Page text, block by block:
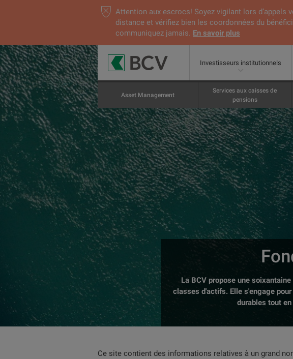
Attention aux escrocs! Soyez vigilant lors d’appels
distance et vérifiez bien les coordonnées du
communiquez jamais. En savoir plus
Investisseurs institutionnels
Asset Management
Services aux caisses de
pensions
La BCV propose une
classes d'actifs. Elle s'engage
durables tout
Ce site contient des informations relatives à un grand